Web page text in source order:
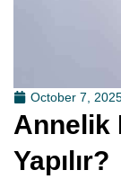
October 7,
Annelik
Yapılır?